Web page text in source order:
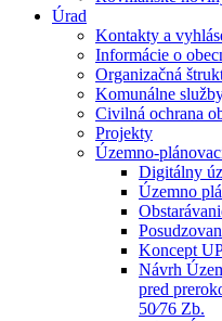
Úrad
Kontakty a
Informácie o
Organizačná
Komunálne
Civilná ochrana
Projekty
Územno-
Digitálny
Územno
Koncept
Návrh
pred
50⁄76 Zb.